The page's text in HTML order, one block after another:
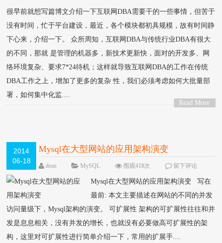
很早前就想写篇博文介绍一下互联网DBA需要干的一些事情，但苦于
没有时间，忙于平台建设，最近，各个模块都初具规模，故有时间静
下心来，介绍一下。 众所周知，互联网DBA与传统行业DBA有很大
的不同，那就 是管理的机器多，新技术更新快，面对的开发多、网
络环境复杂、要求7*24待机；这样就导致互联网DBA的工作在传统
DBA工作之上，增加了更多的复杂 性，我们必须考虑如何大批量部
署，如何集中化监....
Read More
2014
06-18
Mysql在大型网站的应用架构演变
dean MySQL 围观418次 留下评论
Mysql在大型网站的应用架构演变 写在
最前: 本文主要描述在网站的不同的并发
访问量级下，Mysql架构的演变。 可扩展性 架构的可扩展性往往和并
发是息息相关，没有并发的增长，也就没有必要做高可扩展性的架
构，这里对可扩展性进行简单介绍一下，常用的扩展手....